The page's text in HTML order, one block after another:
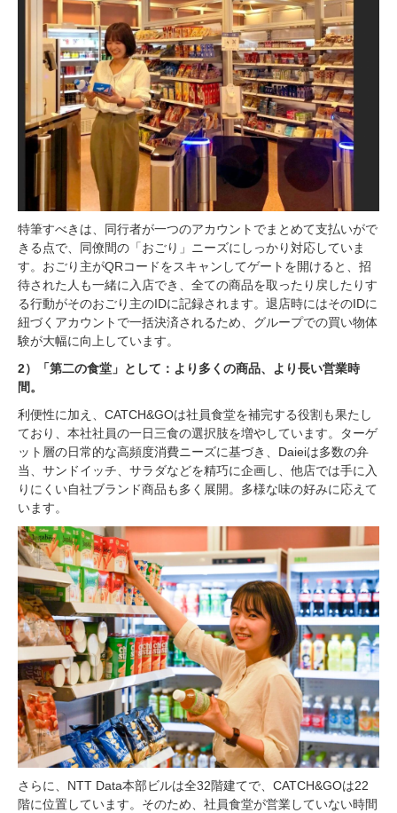
特筆すべきは、同行者が一つのアカウントでまとめて支払いがで
きる点で、同僚間の「おごり」ニーズにしっかり対応していま
す。おごり主がQRコードをスキャンしてゲートを開けると、招
待された人も一緒に入店でき、全ての商品を取ったり戻したりす
る行動がそのおごり主のIDに記録されます。退店時にはそのIDに
紐づくアカウントで一括決済されるため、グループでの買い物体
験が大幅に向上しています。
2）「第二の食堂」として：より多くの商品、より長い営業時
間。
利便性に加え、CATCH&GOは社員食堂を補完する役割も果たし
ており、本社社員の一日三食の選択肢を増やしています。ターゲ
ット層の日常的な高頻度消費ニーズに基づき、Daieiは多数の弁
当、サンドイッチ、サラダなどを精巧に企画し、他店では手に入
りにくい自社ブランド商品も多く展開。多様な味の好みに応えて
います。
さらに、NTT Data本部ビルは全32階建てで、CATCH&GOは22
階に位置しています。そのため、社員食堂が営業していない時間